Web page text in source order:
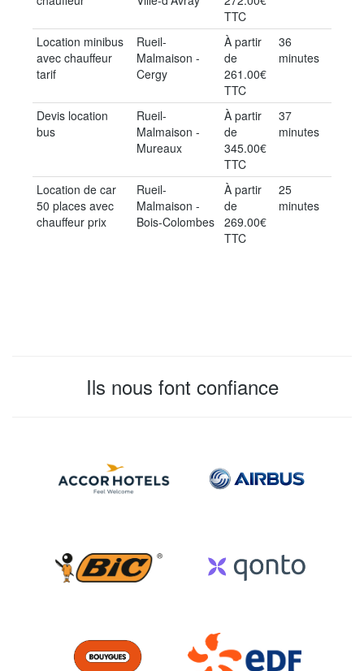
TTC
Location minibus
avec chauffeur
tarif
Rueil-
Malmaison -
Cergy
À partir
de
261.00€
TTC
36
minutes
Devis location
bus
Rueil-
Malmaison -
Mureaux
À partir
de
345.00€
TTC
37
minutes
Location de car
50 places avec
chauffeur prix
Rueil-
Malmaison -
Bois-Colombes
À partir
de
269.00€
TTC
25
minutes
Ils nous font confiance